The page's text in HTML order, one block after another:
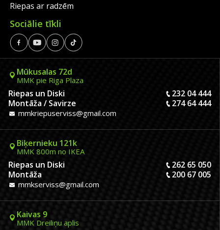
Riepas ar radzēm
Sociālie tīkli
Mūkusalas 72d
MMK pie Riga Plaza
Riepas un Diski
232 04 444
Montāža / Savirze
274 64 444
mmkriepuserviss@gmail.com
Biķernieku 121k
MMK 800m no IKEA
Riepas un Diski
262 65 050
Montāža
200 67 005
mmkserviss@gmail.com
Kaivas 9
MMK Dreiliņu aplis